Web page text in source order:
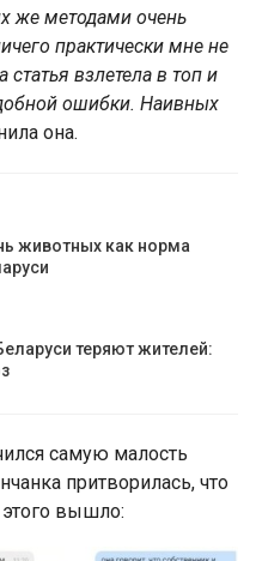
же методами очень
практически мне не
взлетела в топ и
ошибки. Наивных
она.
животных как норма
теряют жителей:
самую малость
притворилась, что
этого вышло: